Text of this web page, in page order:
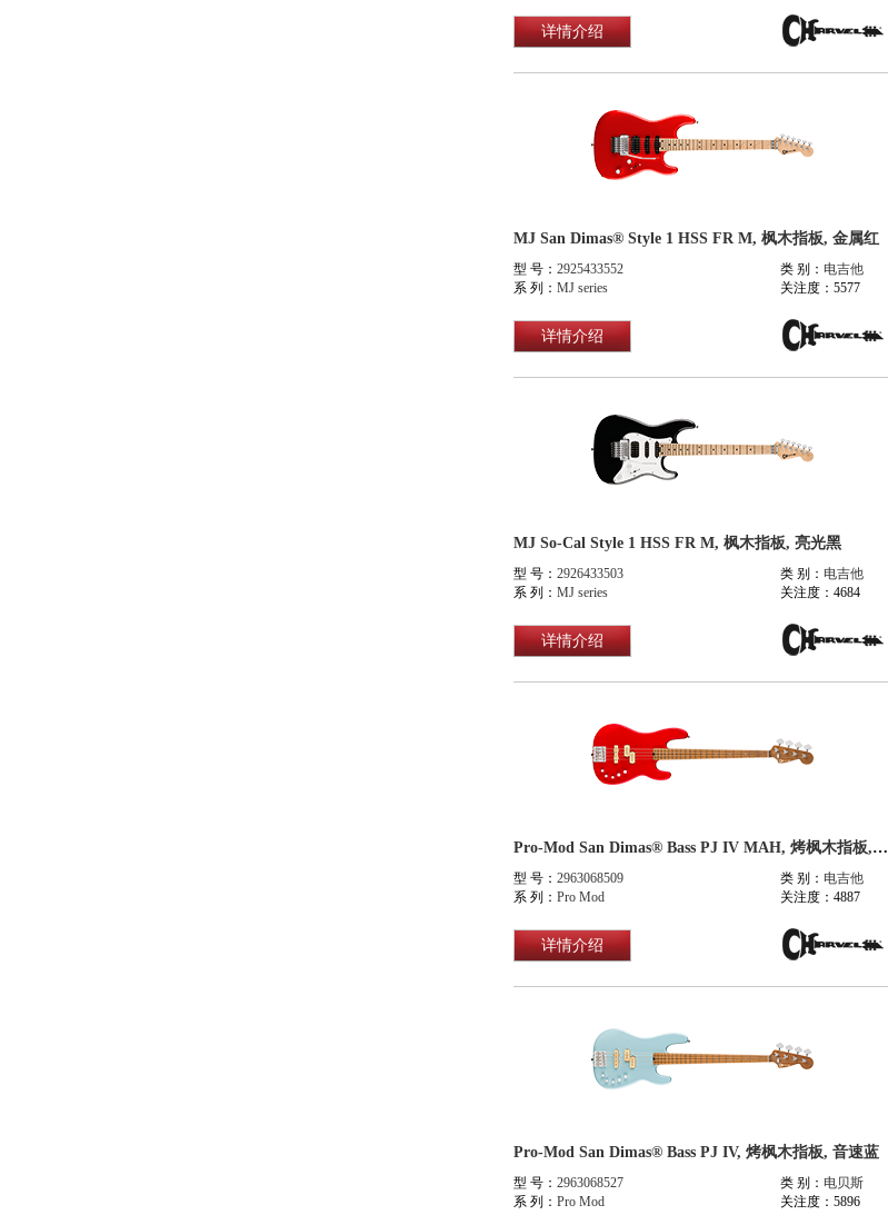
详情介绍
MJ San Dimas® Style 1 HSS FR M, 枫木指板, 金属红
型 号： 2925433552 类 别： 电吉他
系 列： MJ series 关注度：5577
详情介绍
MJ So-Cal Style 1 HSS FR M, 枫木指板, 亮光黑
型 号： 2926433503 类 别： 电吉他
系 列： MJ series 关注度：4684
详情介绍
Pro-Mod San Dimas® Bass PJ IV MAH, 烤枫木指板, 哑光法拉利红
型 号： 2963068509 类 别： 电吉他
系 列： Pro Mod 关注度：4887
详情介绍
Pro-Mod San Dimas® Bass PJ IV, 烤枫木指板, 音速蓝
型 号： 2963068527 类 别： 电贝斯
系 列： Pro Mod 关注度：5896